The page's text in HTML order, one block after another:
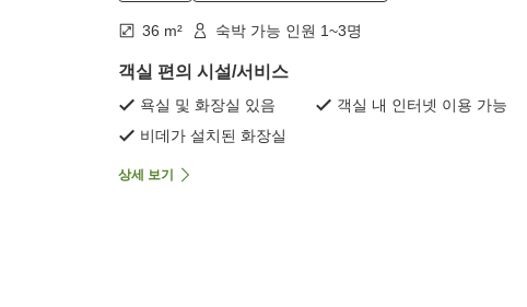
36 m² 숙박 가능 인원 1~3명
객실 편의 시설/서비스
욕실 및 화장실 있음
객실 내 인터넷 이용 가능
비데가 설치된 화장실
상세 보기